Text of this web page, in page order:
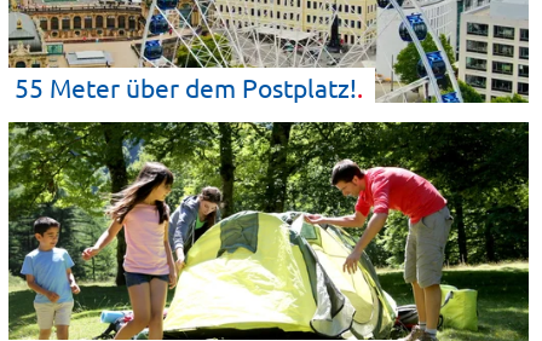
55 Meter über dem Postplatz!